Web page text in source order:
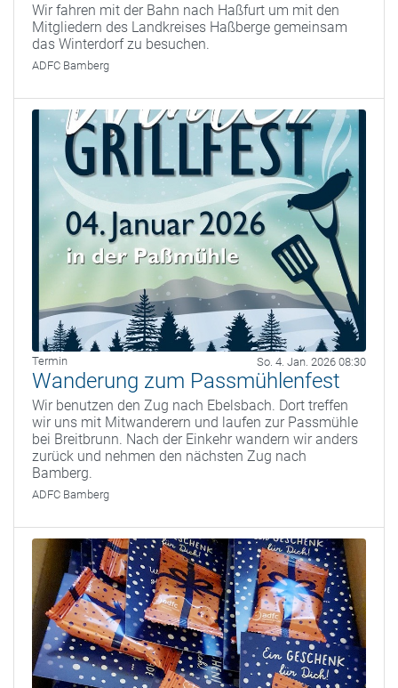
Wir fahren mit der Bahn nach Haßfurt um mit den
Mitgliedern des Landkreises Haßberge gemeinsam
das Winterdorf zu besuchen.
ADFC Bamberg
Termin So. 4. Jan. 2026 08:30
Wanderung zum Passmühlenfest
Wir benutzen den Zug nach Ebelsbach. Dort treffen
wir uns mit Mitwanderern und laufen zur Passmühle
bei Breitbrunn. Nach der Einkehr wandern wir anders
zurück und nehmen den nächsten Zug nach
Bamberg.
ADFC Bamberg